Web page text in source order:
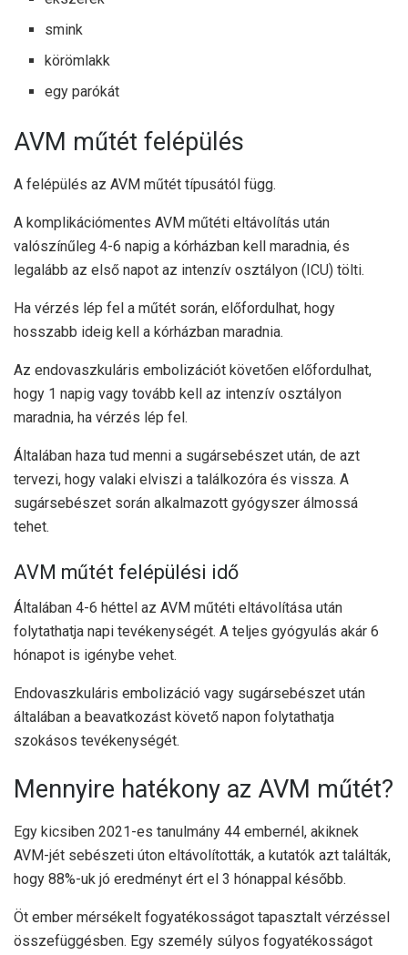
smink
körömlakk
egy parókát
AVM műtét felépülés
A felépülés az AVM műtét típusától függ.
A komplikációmentes AVM műtéti eltávolítás után
valószínűleg 4-6 napig a kórházban kell maradnia, és
legalább az első napot az intenzív osztályon (ICU) tölti.
Ha vérzés lép fel a műtét során, előfordulhat, hogy
hosszabb ideig kell a kórházban maradnia.
Az endovaszkuláris embolizációt követően előfordulhat,
hogy 1 napig vagy tovább kell az intenzív osztályon
maradnia, ha vérzés lép fel.
Általában haza tud menni a sugársebészet után, de azt
tervezi, hogy valaki elviszi a találkozóra és vissza. A
sugársebészet során alkalmazott gyógyszer álmossá
tehet.
AVM műtét felépülési idő
Általában 4-6 héttel az AVM műtéti eltávolítása után
folytathatja napi tevékenységét. A teljes gyógyulás akár 6
hónapot is igénybe vehet.
Endovaszkuláris embolizáció vagy sugársebészet után
általában a beavatkozást követő napon folytathatja
szokásos tevékenységét.
Mennyire hatékony az AVM műtét?
Egy kicsiben 2021-es tanulmány 44 embernél, akiknek
AVM-jét sebészeti úton eltávolították, a kutatók azt találták,
hogy 88%-uk jó eredményt ért el 3 hónappal később.
Öt ember mérsékelt fogyatékosságot tapasztalt vérzéssel
összefüggésben. Egy személy súlyos fogyatékosságot